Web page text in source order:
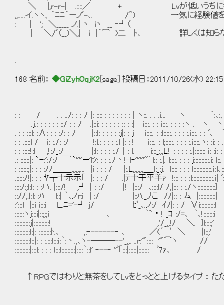
＼ |,ｒ-ｒ-| .::::／ + Lvが低いうちに物凄い
,,.....イ.ヽヽ、｀ﾆﾆ´ーノﾞ-､. /＾) 一気に経験値を沢
: | '; ＼_____ ノ.| ヽ iヽ __ ‐┘（
| ＼/ﾞ（__)＼,| i |´⌒ )二 ﾄ､ 詳しくは知らないが
168 名前： ◆GiZyhOqjK2 [sage] 投稿日：2011/10/26(水)
: : / . . ../: : : / |: :::: : : : : : : : | ヽ::. . . .i... ヽ ｀:､:
.j.: : : : : : ::/ : : / .|::i: : : : : : :: : :| i:::. : : i:::. : : : :ヽ . ヽ 丶
. : : :::l: :∧: : : :/: : / |::l: : : : : :j|: : j i::::. : :l:::::. : : : :.i:::. : : ﾞ､ ｀
: : .::::l / ｉ: :./: :/ !:l.: : : : :.l |: : ! ｉ:::. : l;:::::. : : : :.i::::.ヽ: :i: :
: : :::::!:ｌ ,!:/_:/ |:l: : : : :./｜: l. i:::_:,,L!-: : : : :.|::::::: i: :i: :
.: ::::::|: `ｰ:':/:/ ￣｀`''''ー'lｼ: : : :./丶!-l‐''''''"´l:: :.|. l::::. : : :
: ::::::;|: : : ://＿＿_,,,,,,... |i : : : / |:.L,,,,,,,＿_l:_:j. l:::: : : : l::::::::::::.ｉ:l､
.:::::/!|: : : ﾔ┬十示示｢ |: : : / .|ﾃ十干平羊ｧ !::: : : :l::::::::::::::.ｉ| ﾞ
::::/:;l:l: : :ハ. |:::/! ,┘｜: :/ |! |:::/ ､::::l/ /,|::: : :./ヽ::::::::::::}
:://,｣:l: :ﾊ l::| ｀､ノr:ｉ | :/ |::ﾊ._,ﾉこ //|:: : ム
:':::l |::i ｉ:::i Ｌ.ﾆ='-┘ j/ ﾋﾞ_､.ノ:/ ｲ/|: : /
::::::ヽj:::i|::;;;i ､ ｀` ・ ! _ｺ :/=､ ｀､
::::::::::j|::::::::::! ,'/_,,!/ ＼.
::::::::::l:|: ::::::::ﾄ.､ ,:‐------‐ ､ ／(´ ′＼
::::::::::l::|: : :.:::l:::i:｀:丶.,､ヽ-―――--'_,,. ..r:'":::: '"⌒ヽ //
::::::::::|:::l: : : : l:::l:::::::::|::::｀::l' ‐--‐ ''ﾞ｢:::|:::::|::::::: ﾞ7ｧ､ /
↑RPGではわりと無茶をしてLvをとっとと上げるタイプ ： た